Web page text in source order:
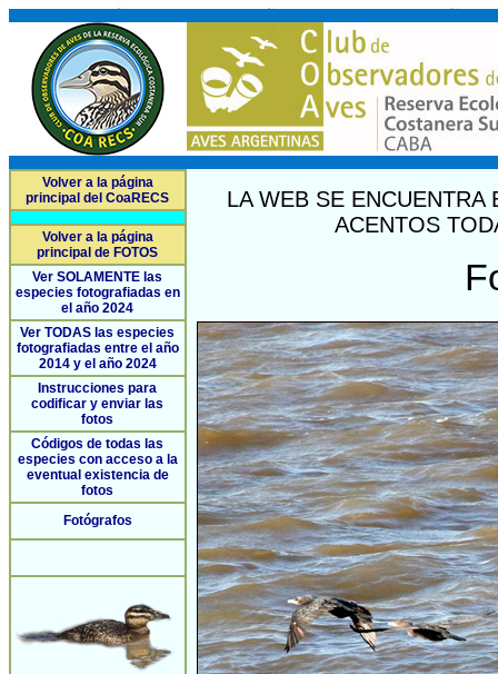
Volver a la página
principal del CoaRECS
Volver a la página
principal de FOTOS
Ver SOLAMENTE las
especies fotografiadas en
el año 2024
Ver TODAS las especies
fotografiadas entre el año
2014 y el año 2024
Instrucciones para
codificar y enviar las
fotos
Códigos de todas las
especies con acceso a la
eventual existencia de
fotos
Fotógrafos
LA WEB SE
ACENTOS